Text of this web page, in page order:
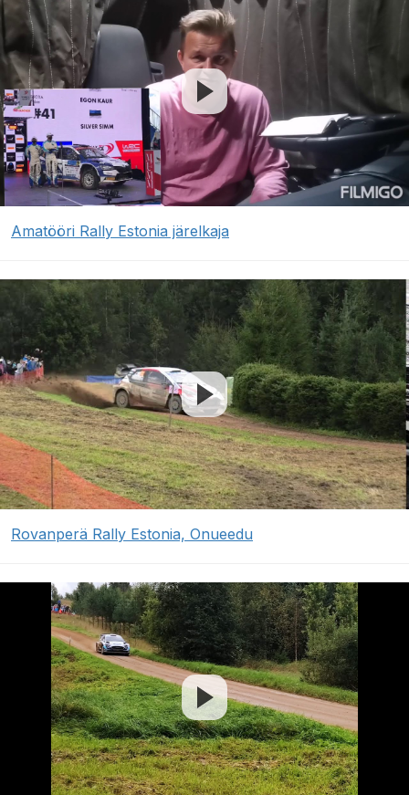
Amatööri Rally Estonia järelkaja
Rovanperä Rally Estonia, Onueedu